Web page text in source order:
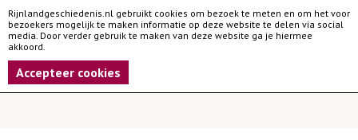
Rijnlandgeschiedenis.nl gebruikt cookies om bezoek te meten en om het voor
bezoekers mogelijk te maken informatie op deze website te delen via social
media. Door verder gebruik te maken van deze website ga je hiermee
akkoord.
Accepteer cookies